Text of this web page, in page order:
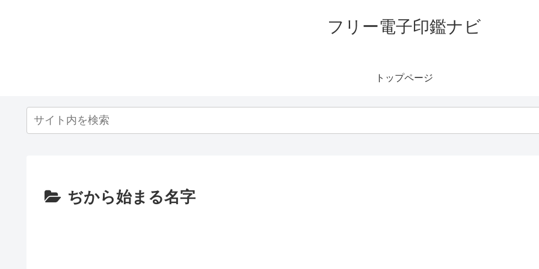
フリー電子印鑑ナビ
トップページ
ぢから始まる名字